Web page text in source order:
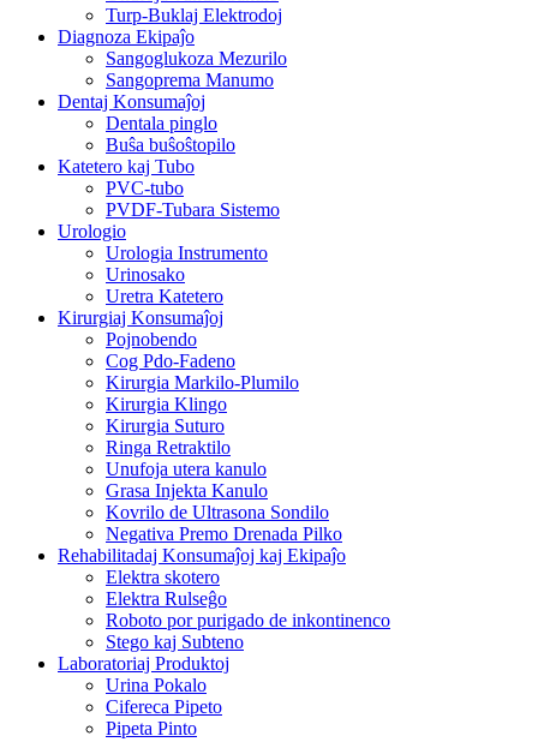
Turp-Buklaj Elektrodoj
Diagnoza Ekipaĵo
Sangoglukoza Mezurilo
Sangoprema Manumo
Dentaj Konsumaĵoj
Dentala pinglo
Buŝa buŝoŝtopilo
Katetero kaj Tubo
PVC-tubo
PVDF-Tubara Sistemo
Urologio
Urologia Instrumento
Urinosako
Uretra Katetero
Kirurgiaj Konsumaĵoj
Pojnobendo
Cog Pdo-Fadeno
Kirurgia Markilo-Plumilo
Kirurgia Klingo
Kirurgia Suturo
Ringa Retraktilo
Unufoja utera kanulo
Grasa Injekta Kanulo
Kovrilo de Ultrasona Sondilo
Negativa Premo Drenada Pilko
Rehabilitadaj Konsumaĵoj kaj Ekipaĵo
Elektra skotero
Elektra Rulseĝo
Roboto por purigado de inkontinenco
Stego kaj Subteno
Laboratoriaj Produktoj
Urina Pokalo
Cifereca Pipeto
Pipeta Pinto